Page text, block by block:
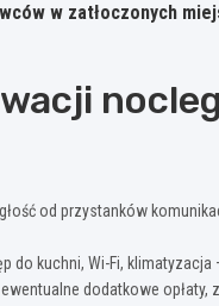
w zatłoczonych
od przystanków
do kuchni, Wi-Fi,
dodatkowe opłaty,